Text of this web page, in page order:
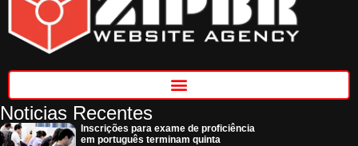
Noticias Recentes
Inscrições para exame de proficiência
em português terminam quinta